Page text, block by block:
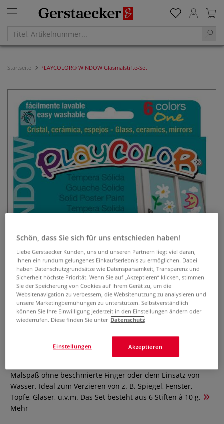
Startseite PLAYCOLOR® WINDOW Glasmalstifte-Set
PLAYCOLOR® WINDOW
Glasmalstifte-Set
0 Bewertungen
Malspaß ohne beschmierte Finger oder dem Einsatz von
Wasser. Ideal zum Verzieren von z. B. Spiegel, Fenster,
Töpfe, Gläser, u.v.m. Das Set besteht aus 6 Stiften à 10 g.
Mehr
Schön, dass Sie sich für uns entschieden haben!
Liebe Gerstaecker Kunden, uns und unseren Partnern liegt viel daran,
Ihnen ein rundum gelungenes Einkaufserlebnis zu ermöglichen. Dabei
haben Datenschutzgrundsätze wie Datensparsamkeit, Transparenz und
Sicherheit höchste Priorität. Wenn Sie auf „Akzeptieren“ klicken, stimmen
Sie der Speicherung von Cookies auf Ihrem Gerät zu, um die
Websitenavigation zu verbessern, die Websitenutzung zu analysieren und
unsere Marketingbemühungen zu unterstützen. Selbstverständlich
können Sie Ihre Einwilligung jederzeit in den Einstellungen ändern oder
wiederrufen. Diese finden Sie unter Datenschutz
Akzeptieren
Einstellungen